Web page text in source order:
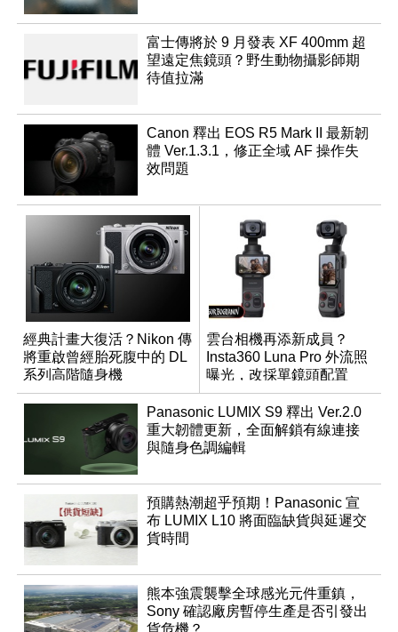
富士傳將於 9 月發表 XF 400mm 超
望遠定焦鏡頭？野生動物攝影師期
待值拉滿
Canon 釋出 EOS R5 Mark II 最新韌
體 Ver.1.3.1，修正全域 AF 操作失
效問題
經典計畫大復活？Nikon 傳
將重啟曾經胎死腹中的 DL
系列高階隨身機
雲台相機再添新成員？
Insta360 Luna Pro 外流照
曝光，改採單鏡頭配置
Panasonic LUMIX S9 釋出 Ver.2.0
重大韌體更新，全面解鎖有線連接
與隨身色調編輯
預購熱潮超乎預期！Panasonic 宣
布 LUMIX L10 將面臨缺貨與延遲交
貨時間
熊本強震襲擊全球感光元件重鎮，
Sony 確認廠房暫停生產是否引發出
貨危機？